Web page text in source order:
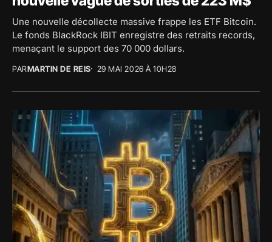
Une nouvelle décollecte massive frappe les ETF Bitcoin.
Le fonds BlackRock IBIT enregistre des retraits records,
menaçant le support des 70 000 dollars.
PARMARTIN DE REIS 29 MAI 2026 À 10H28